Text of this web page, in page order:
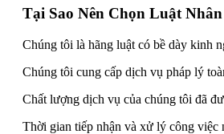
Tại Sao Nên Chọn Luật
Chúng tôi là hãng luật có bề dày kinh
Chúng tôi cung cấp dịch vụ pháp lý
Chất lượng dịch vụ của chúng tôi đã
Thời gian tiếp nhận và xử lý công việc